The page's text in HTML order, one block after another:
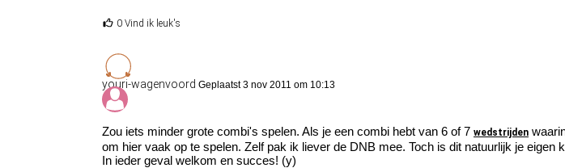
0 Vind ik leuk's
youri-wagenvoord Geplaatst 3 nov 2011 om 10:13
Zou iets minder grote combi's spelen. Als je een combi hebt van 6 of 7 wedstrijden
om hier vaak op te spelen. Zelf pak ik liever de DNB mee. Toch is dit natuurlijk je eigen
In ieder geval welkom en succes! (y)